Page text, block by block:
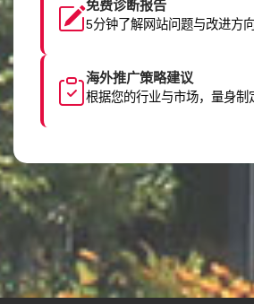
免费诊断报告
5分钟了解网站问题与改进方向
海外推广策略建议
根据您的行业与市场，量身制